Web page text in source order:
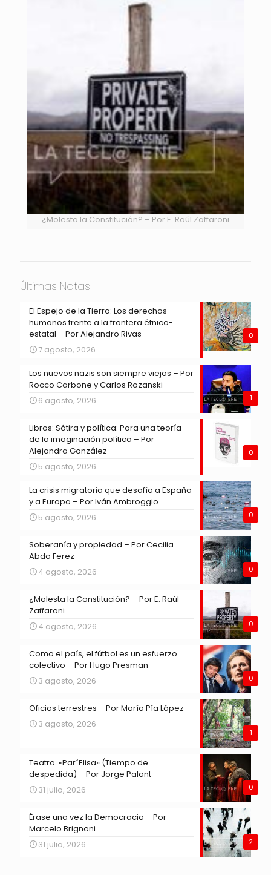
¿Molesta la Constitución? – Por E. Raúl Zaffaroni
Últimas Notas
0
El Espejo de la Tierra: Los derechos
humanos frente a la frontera étnico-
estatal – Por Alejandro Rivas
7 agosto, 2026
1
Los nuevos nazis son siempre viejos – Por
Rocco Carbone y Carlos Rozanski
6 agosto, 2026
0
Libros: Sátira y política: Para una teoría
de la imaginación política – Por
Alejandra González
5 agosto, 2026
0
La crisis migratoria que desafía a España
y a Europa – Por Iván Ambroggio
5 agosto, 2026
0
Soberanía y propiedad – Por Cecilia
Abdo Ferez
4 agosto, 2026
0
¿Molesta la Constitución? – Por E. Raúl
Zaffaroni
4 agosto, 2026
0
Como el país, el fútbol es un esfuerzo
colectivo – Por Hugo Presman
3 agosto, 2026
1
Oficios terrestres – Por María Pía López
3 agosto, 2026
0
Teatro. «Par´Elisa» (Tiempo de
despedida) – Por Jorge Palant
31 julio, 2026
2
Érase una vez la Democracia – Por
Marcelo Brignoni
31 julio, 2026